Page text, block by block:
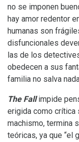
no se imponen
hay amor redentor
humanas son
disfuncionales
las de los
obedecen a sus
familia no salva
The Fallimpide
erigida como crítica
machismo, termina
teóricas, ya que “el